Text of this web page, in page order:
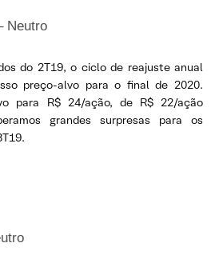
Neutro
do 2T19, o ciclo de reajuste anual
preço-alvo para o final de 2020.
para R$ 24/ação, de R$ 22/ação
grandes surpresas para os